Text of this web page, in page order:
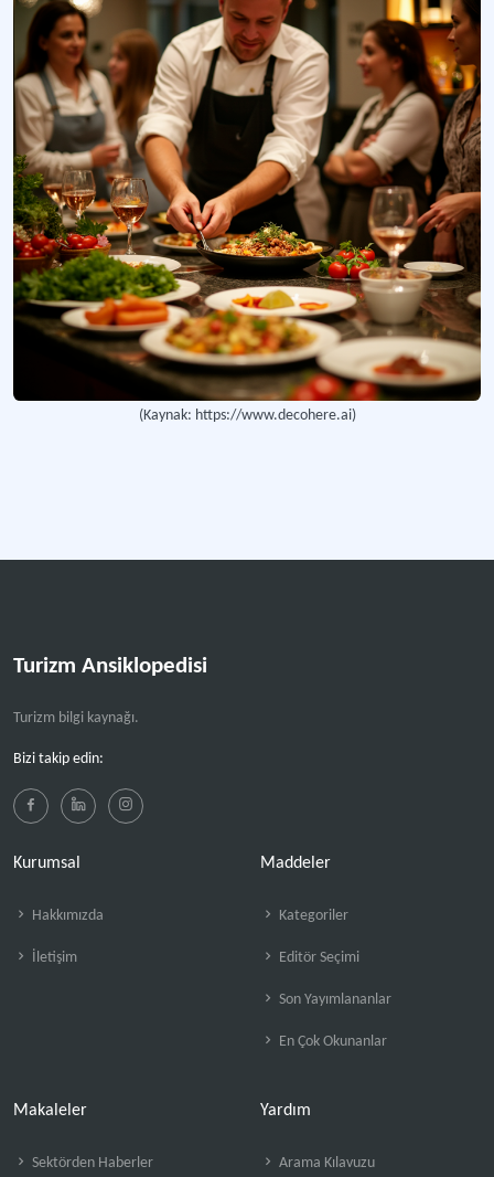
Servant
Yiyecek-içecek işletmelerinde servis personelinin servis işlemleri sırasındaki
Servis Barı
Konaklama işletmelerinde restoranların, ziyafet salonlarının ve oda
Tabak Sunumunda Göz İzleme (Eye-Tracking)
Yemeğin tabak üzerindeki görsel düzeninin tüketicilerin dikkat, algı ve
(Kaynak: https://www.decohere.ai)
Turizm Ansiklopedisi
Turizm bilgi kaynağı.
Bizi takip edin:
Kurumsal
Hakkımızda
İletişim
Maddeler
Kategoriler
Editör Seçimi
Son Yayımlananlar
En Çok Okunanlar
Makaleler
Sektörden Haberler
Yardım
Arama Kılavuzu